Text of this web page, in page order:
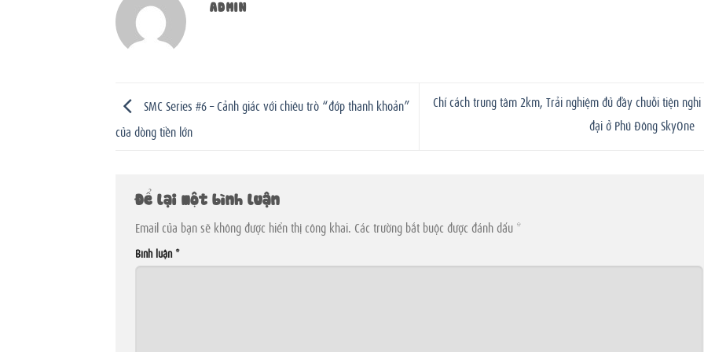
ADMIN
SMC Series #6 – Cảnh giác với chiêu trò “đớp thanh khoản”
của dòng tiền lớn
Chỉ cách trung tâm 2km, Trải nghiệm đủ đầy chuỗi tiện nghi
đại ở Phú Đông SkyOne
Để lại một bình luận
Email của bạn sẽ không được hiển thị công khai. Các trường bắt buộc được đánh dấu *
Bình luận *